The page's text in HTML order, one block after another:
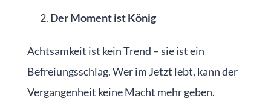
Der Moment ist König
Achtsamkeit ist kein Trend – sie ist ein
Befreiungsschlag. Wer im Jetzt lebt, kann der
Vergangenheit keine Macht mehr geben.